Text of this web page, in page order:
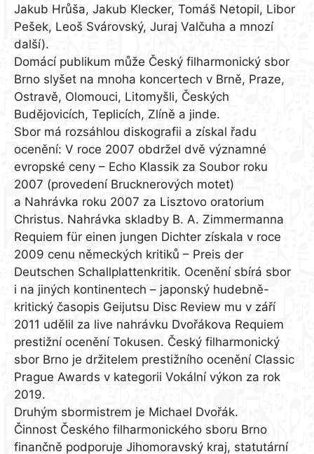
Jakub Hrůša, Jakub Klecker, Tomáš Netopil, Libor
Pešek, Leoš Svárovský, Juraj Valčuha a mnozí
další).
Domácí publikum může Český filharmonický sbor
Brno slyšet na mnoha koncertech v Brně, Praze,
Ostravě, Olomouci, Litomyšli, Českých
Budějovicích, Teplicích, Zlíně a jinde.
Sbor má rozsáhlou diskografii a získal řadu
ocenění: V roce 2007 obdržel dvě významné
evropské ceny – Echo Klassik za Soubor roku
2007 (provedení Brucknerových motet)
a Nahrávka roku 2007 za Lisztovo oratorium
Christus. Nahrávka skladby B. A. Zimmermanna
Requiem für einen jungen Dichter získala v roce
2009 cenu německých kritiků – Preis der
Deutschen Schallplattenkritik. Ocenění sbírá sbor
i na jiných kontinentech – japonský hudebně-
kritický časopis Geijutsu Disc Review mu v září
2011 udělil za live nahrávku Dvořákova Requiem
prestižní ocenění Tokusen. Český filharmonický
sbor Brno je držitelem prestižního ocenění Classic
Prague Awards v kategorii Vokální výkon za rok
2019.
Druhým sbormistrem je Michael Dvořák.
Činnost Českého filharmonického sboru Brno
finančně podporuje Jihomoravský kraj, statutární